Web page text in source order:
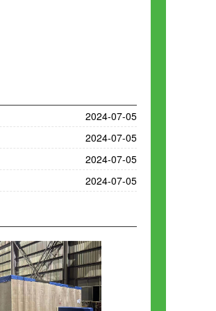
2024-07-05
2024-07-05
2024-07-05
2024-07-05